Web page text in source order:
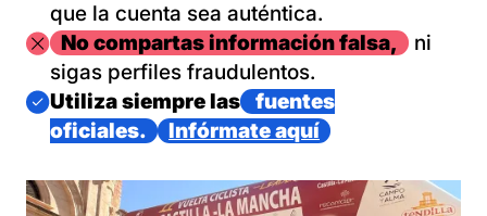
que la cuenta sea auténtica.
ImagenNo compartas información falsa,
ni
sigas perfiles fraudulentos.
Imagen
Utiliza siempre las
fuentes
oficiales.
Infórmate aquí